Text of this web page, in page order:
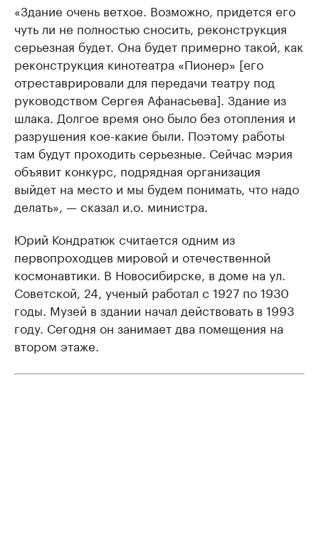
«Здание очень ветхое. Возможно, придется его
чуть ли не полностью сносить, реконструкция
серьезная будет. Она будет примерно такой, как
реконструкция кинотеатра «Пионер» [его
отреставрировали для передачи театру под
руководством Сергея Афанасьева]. Здание из
шлака. Долгое время оно было без отопления и
разрушения кое-какие были. Поэтому работы
там будут проходить серьезные. Сейчас мэрия
объявит конкурс, подрядная организация
выйдет на место и мы будем понимать, что надо
делать», — сказал и.о. министра.
Юрий Кондратюк считается одним из
первопроходцев мировой и отечественной
космонавтики. В Новосибирске, в доме на ул.
Советской, 24, ученый работал с 1927 по 1930
годы. Музей в здании начал действовать в 1993
году. Сегодня он занимает два помещения на
втором этаже.